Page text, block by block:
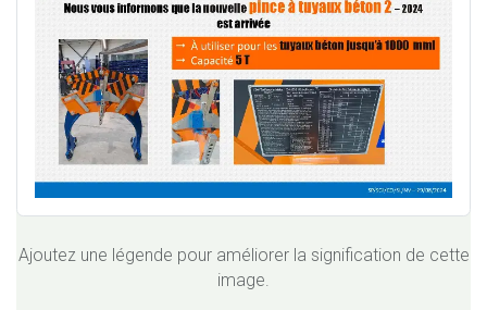
Ajoutez une légende pour améliorer la signification de cette
image.